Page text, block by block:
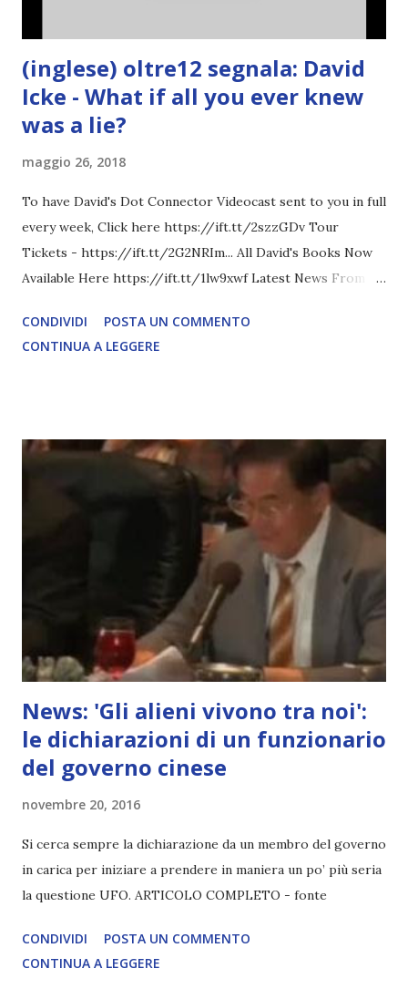
(inglese) oltre12 segnala: David
Icke - What if all you ever knew
was a lie?
maggio 26, 2018
To have David's Dot Connector Videocast sent to you in full
every week, Click here https://ift.tt/2szzGDv Tour
Tickets - https://ift.tt/2G2NRIm... All David's Books Now
Available Here https://ift.tt/1lw9xwf Latest News From
COMPLETO - fonte
CONDIVIDI
POSTA UN COMMENTO
CONTINUA A LEGGERE
News: 'Gli alieni vivono tra noi':
le dichiarazioni di un funzionario
del governo cinese
novembre 20, 2016
Si cerca sempre la dichiarazione da un membro del governo
in carica per iniziare a prendere in maniera un po’ più seria
la questione UFO. ARTICOLO COMPLETO - fonte
CONDIVIDI
POSTA UN COMMENTO
CONTINUA A LEGGERE